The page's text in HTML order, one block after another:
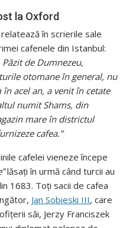
la Oxford
în scrierile sale
cafenele din Istanbul:
de Dumnezeu,
otomane în general, nu
în acel an, a venit în cetate
numit Shams, din
mare în districtul
cafea.”
cafelei vieneze începe
lăsați în urmă când turcii au
1683. Toți sacii de cafea
Jan Sobieski III, care
săi, Jerzy Franciszek